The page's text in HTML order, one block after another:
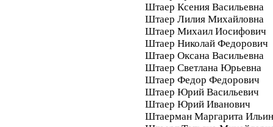
Штаер Ксения Васильевна
Штаер Лилия Михайловна
Штаер Михаил Иосифович
Штаер Николай Федорович
Штаер Оксана Васильевна
Штаер Светлана Юрьевна
Штаер Федор Федорович
Штаер Юрий Васильевич
Штаер Юрий Иванович
Штаерман Маргарита